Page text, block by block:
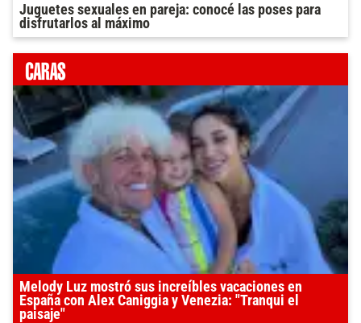
Juguetes sexuales en pareja: conocé las poses para
disfrutarlos al máximo
Melody Luz mostró sus increíbles vacaciones en
España con Alex Caniggia y Venezia: "Tranqui el
paisaje"